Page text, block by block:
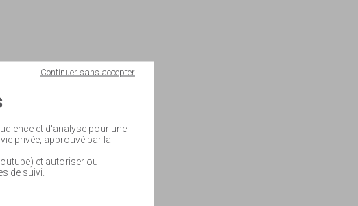
et d'analyse pour une
privée, approuvé par la
et autoriser ou
de suivi.
Continuer sans accepter